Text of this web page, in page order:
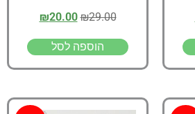
₪29.00
₪20.00
הוספה לסל